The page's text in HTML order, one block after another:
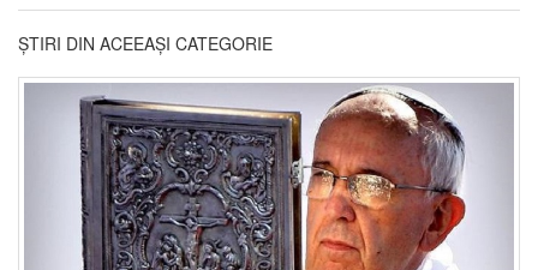
ȘTIRI DIN ACEEAȘI CATEGORIE